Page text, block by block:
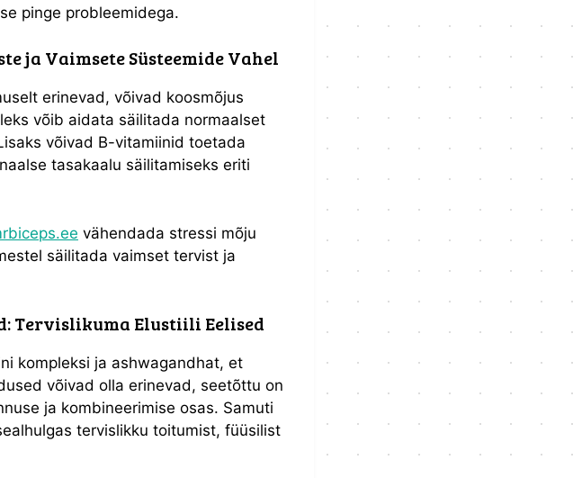
pinge probleemidega.
ja Vaimsete Süsteemide Vahel
erinevad, võivad koosmõjus
võib aidata säilitada normaalset
võivad B-vitamiinid toetada
tasakaalu säilitamiseks eriti
vähendada stressi mõju
säilitada vaimset tervist ja
Tervislikuma Elustiili Eelised
kompleksi ja ashwagandhat, et
võivad olla erinevad, seetõttu on
ja kombineerimise osas. Samuti
tervislikku toitumist, füüsilist